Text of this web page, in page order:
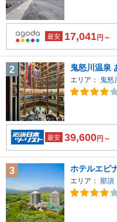
最安 17,041円～
2 鬼怒川温泉
エリア： 鬼怒
最安 39,600円～
3 ホテルエピ
エリア： 那須